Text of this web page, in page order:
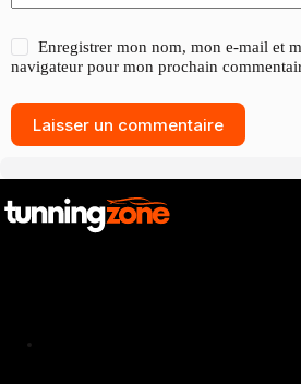
Enregistrer mon nom, mon e-mail et
navigateur pour mon prochain
Laisser un commentaire